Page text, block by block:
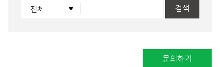
검색
문의하기